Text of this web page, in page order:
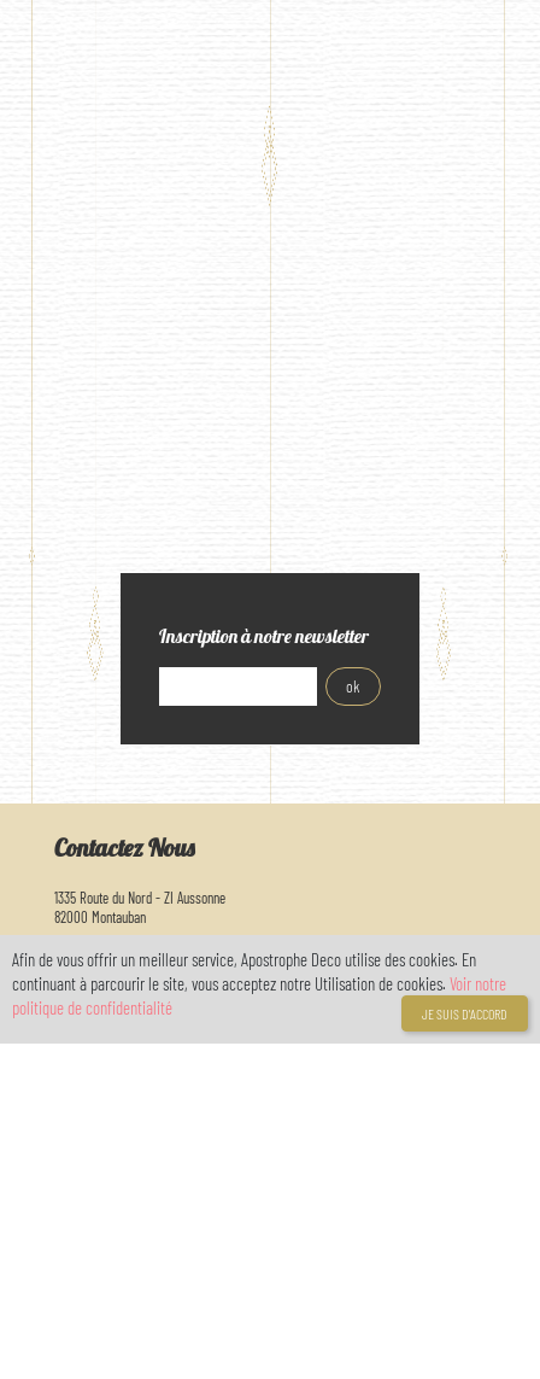
Inscription à notre newsletter
Contactez Nous
1335 Route du Nord - ZI Aussonne
82000 Montauban
Horaire d'ouverture :
Nous vous accueillons du lundi au samedi de 9h30 à 12h30 et de 13h30 à 18h30
Afin de vous offrir un meilleur service, Apostrophe Deco utilise des cookies. En
continuant à parcourir le site, vous acceptez notre Utilisation de cookies. Voir notre
politique de confidentialité
JE SUIS D'ACCORD